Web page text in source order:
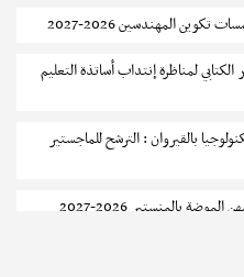
جيش الطيران
المهندسين 2026-2027
لمناظرة إنتداب أساتذة التعليم
بالقيروان : الترشح للماجستير
بالمنستير 2026-2027